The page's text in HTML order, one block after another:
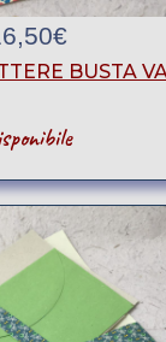
€
BUSTA